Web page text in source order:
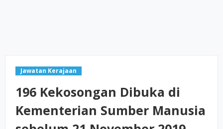
Jawatan Kerajaan
196 Kekosongan Dibuka di
Kementerian Sumber Manusia